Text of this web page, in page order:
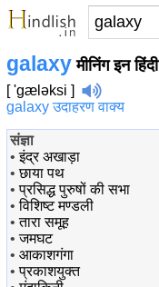
galaxy मीनिंग इन हिंदी
[ 'gæləksi ]
galaxy उदाहरण वाक्य
संज्ञा
•इंद्र अखाड़ा
•छाया पथ
•प्रसिद्ध पुरुषों की सभा
•विशिष्ट मण्डली
•तारा समूह
•जमघट
• आकाशगंगा
•प्रकाशयुक्त